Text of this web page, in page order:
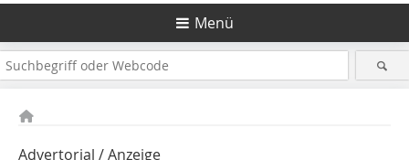
Menü
Advertorial / Anzeige